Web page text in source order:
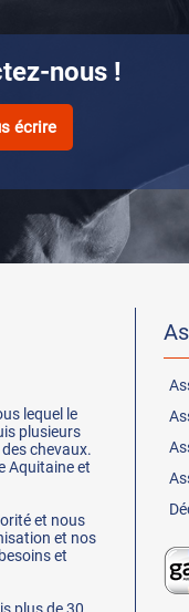
nous !
écrire
lequel le
plusieurs
chevaux.
Aquitaine et
et nous
et nos
et